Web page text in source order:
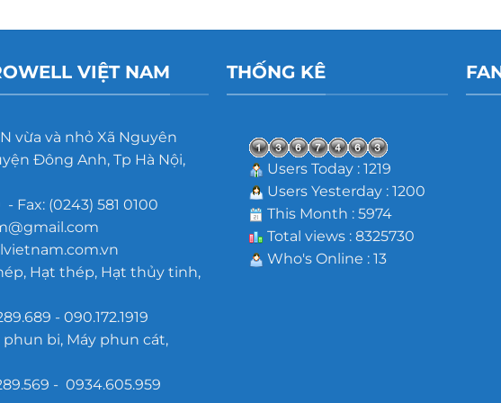
VIỆT NAM
vừa và nhỏ Xã Nguyên
Đông Anh, Tp Hà Nội,
(0243) 581 0100
Hạt thép, Hạt thủy tinh,
- 090.172.1919
bi, Máy phun cát,
- 0934.605.959
THỐNG KÊ
Users Today : 1219
Users Yesterday : 1200
This Month : 5974
Total views : 8325730
Who's Online : 13